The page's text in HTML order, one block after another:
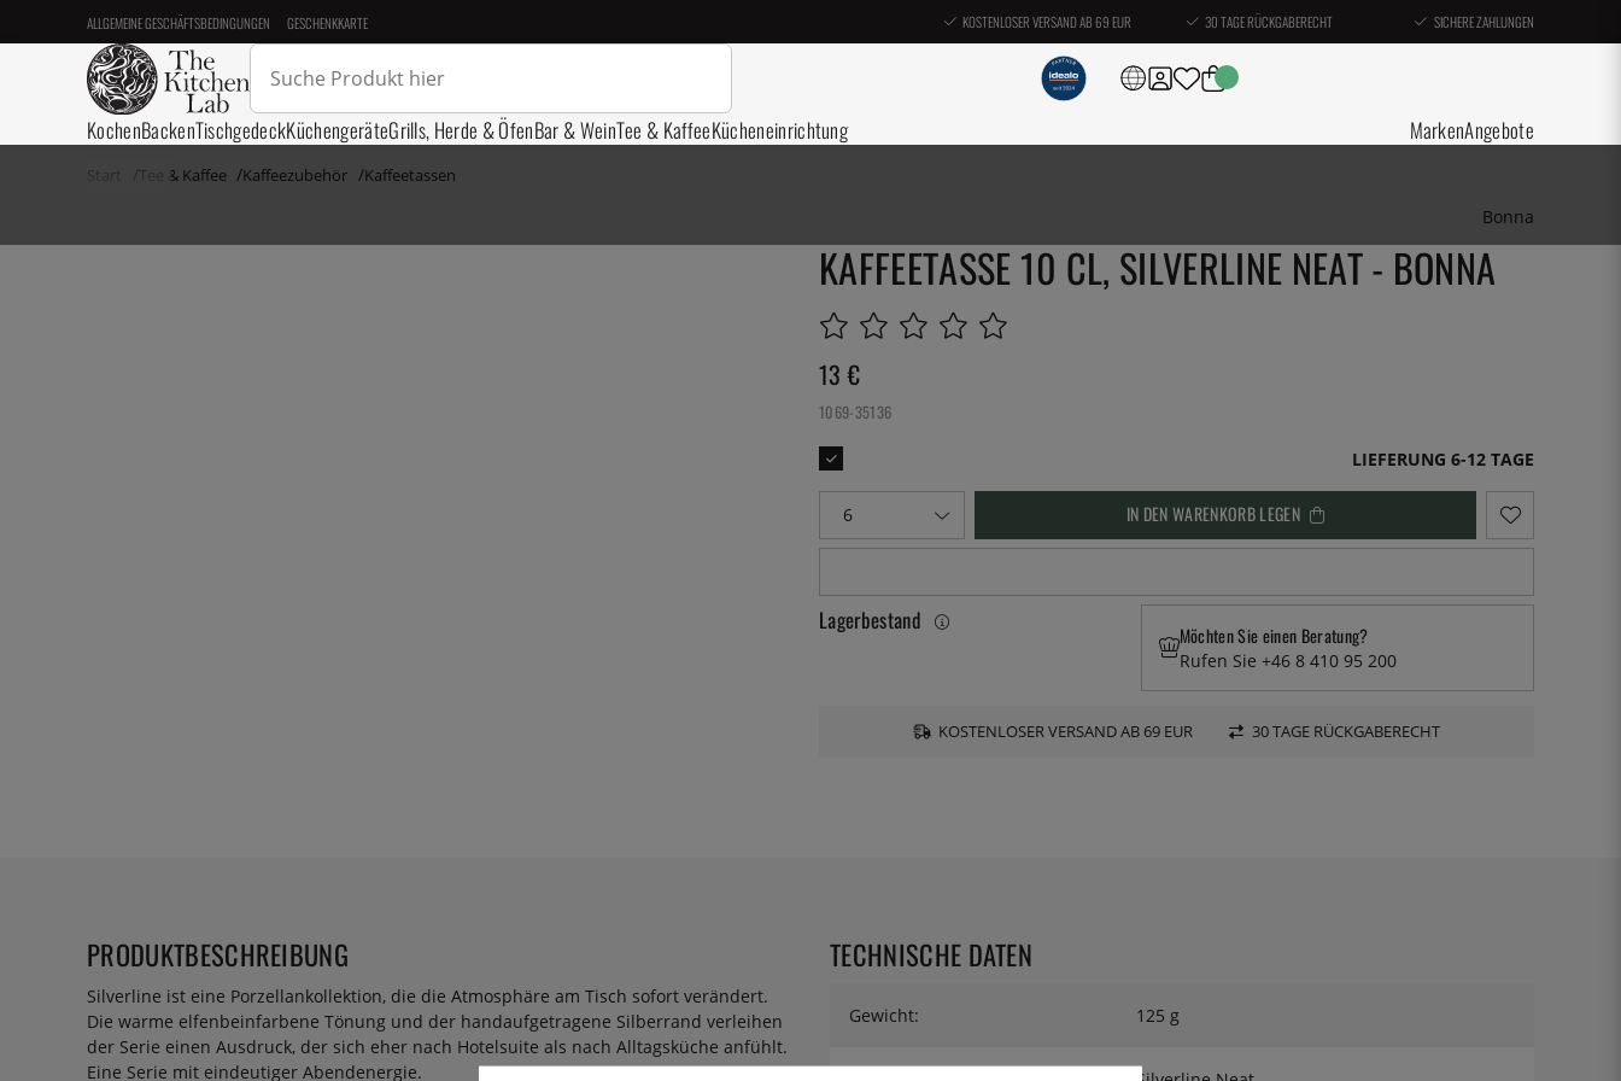
ALLGEMEINE GESCHÄFTSBEDINGUNGEN GESCHENKKARTE KOSTENLOSER VERSAND AB 69 EUR 30 TAGE RÜCKGABERECHT SICHERE ZAHLUNGEN
KochenBackenTischgedeckKüchengeräteGrills, Herde & ÖfenBar & WeinTee & KaffeeKücheneinrichtung MarkenAngebote
Start Tee & Kaffee Kaffeezubehör Kaffeetassen
Bonna
KAFFEETASSE 10 CL, SILVERLINE NEAT - BONNA
13 €
1069-35136
LIEFERUNG 6-12 TAGE
IN DEN WARENKORB LEGEN
Lagerbestand
Möchten Sie einen Beratung?
Rufen Sie +46 8 410 95 200
KOSTENLOSER VERSAND AB 69 EUR 30 TAGE RÜCKGABERECHT
PRODUKTBESCHREIBUNG
Silverline ist eine Porzellankollektion, die die Atmosphäre am Tisch sofort verändert.
Die warme elfenbeinfarbene Tönung und der handaufgetragene Silberrand verleihen
der Serie einen Ausdruck, der sich eher nach Hotelsuite als nach Alltagsküche anfühlt.
Eine Serie mit eindeutiger Abendenergie.
TECHNISCHE DATEN
Gewicht: 125 g